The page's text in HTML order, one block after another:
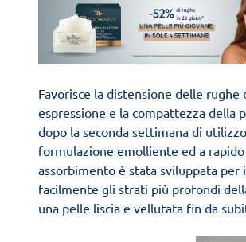
Favorisce la distensione delle rughe
espressione e la compattezza della
dopo la seconda settimana di
formulazione emolliente ed a rapido
assorbimento è stata sviluppata per
facilmente gli strati più profondi
una pelle liscia e vellutata fin da